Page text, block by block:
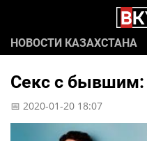
НОВОСТИ КАЗАХСТАНА
Секс с бывшим:
📅 2020-01-20 18:07